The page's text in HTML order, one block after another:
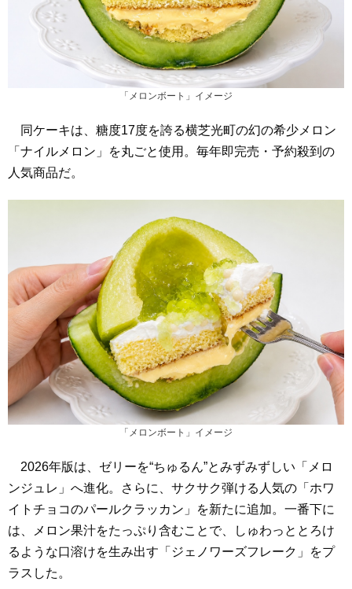
「メロンボート」イメージ
同ケーキは、糖度17度を誇る横芝光町の幻の希少メロン
「ナイルメロン」を丸ごと使用。毎年即完売・予約殺到の
人気商品だ。
「メロンボート」イメージ
2026年版は、ゼリーを“ちゅるん”とみずみずしい「メロ
ンジュレ」へ進化。さらに、サクサク弾ける人気の「ホワ
イトチョコのパールクラッカン」を新たに追加。一番下に
は、メロン果汁をたっぷり含むことで、しゅわっととろけ
るような口溶けを生み出す「ジェノワーズフレーク」をプ
ラスした。